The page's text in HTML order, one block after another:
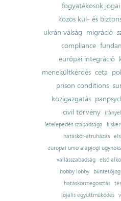
fogyatékosok jogai
közös kül- és
ukrán válság migráció
compliance
európai integráció
menekültkérdés ceta
prison conditions
közigazgatás
civil törvény
letelepedés szabadsága
hatáskör-átruházás
európai unió alapjogi
vallásszabadság
első
hobby lobby
büntetőjog
hatáskörmegosztás
lojális együttműködés